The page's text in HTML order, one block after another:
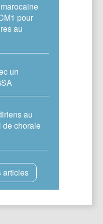
pour
au
un
au
de chorale
articles